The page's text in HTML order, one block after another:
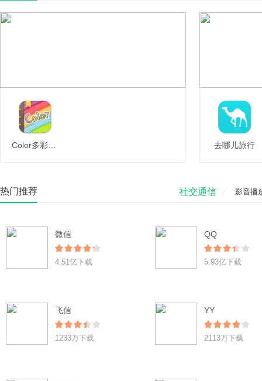
去哪儿旅行
热门推荐 社交通信 影音播
微信
4.51亿下载
QQ
5.93亿下载
飞信
1233万下载
YY
2113万下载